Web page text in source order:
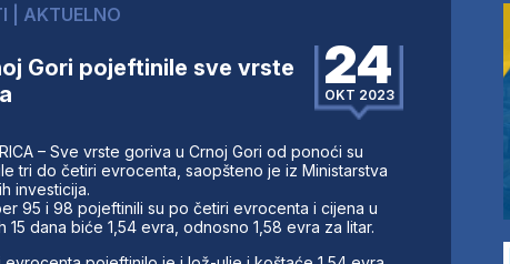
MEDIJA
AKTUELNO
Gori pojeftinile sve vrste
24
OKT 2023
– Sve vrste goriva u Crnoj Gori od ponoći su
tri do četiri evrocenta, saopšteno je iz Ministarstva
investicija.
95 i 98 pojeftinili su po četiri evrocenta i cijena u
15 dana biće 1,54 evra, odnosno 1,58 evra za litar.